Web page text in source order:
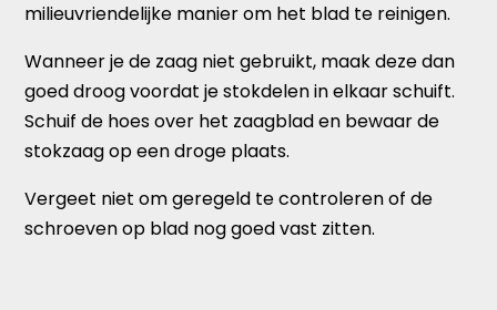
milieuvriendelijke manier om het blad te reinigen.
Wanneer je de zaag niet gebruikt, maak deze dan
goed droog voordat je stokdelen in elkaar schuift.
Schuif de hoes over het zaagblad en bewaar de
stokzaag op een droge plaats.
Vergeet niet om geregeld te controleren of de
schroeven op blad nog goed vast zitten.